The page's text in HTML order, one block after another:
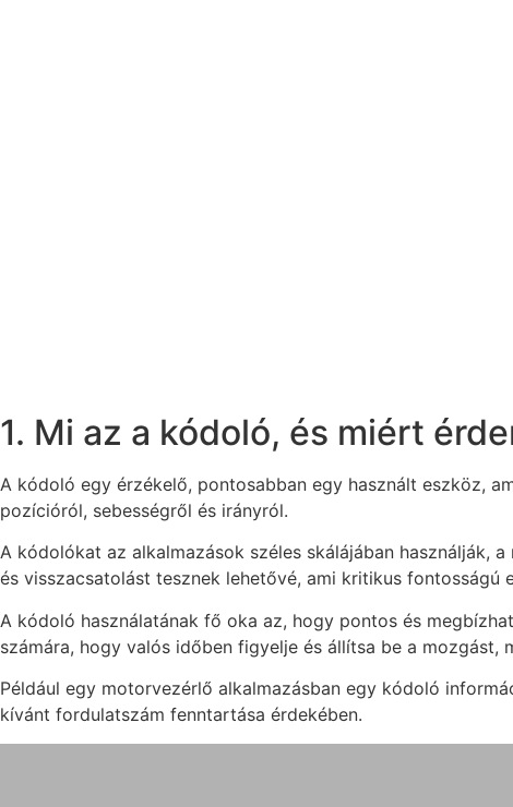
1. Mi az a kódoló, és miért
A kódoló egy érzékelő, pontosabban egy használt eszköz,
pozícióról, sebességről és irányról.
A kódolókat az alkalmazások széles skálájában használják,
és visszacsatolást tesznek lehetővé, ami kritikus
A kódoló használatának fő oka az, hogy pontos és
számára, hogy valós időben figyelje és állítsa be a
Például egy motorvezérlő alkalmazásban egy kódoló
kívánt fordulatszám fenntartása érdekében.